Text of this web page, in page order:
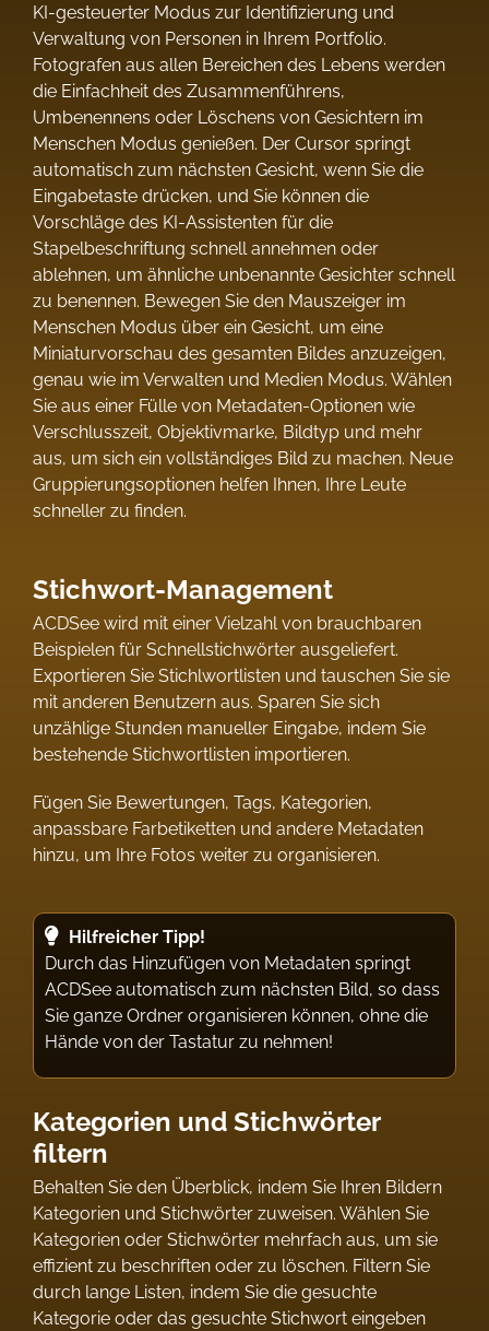
KI-gesteuerter Modus zur Identifizierung und
Verwaltung von Personen in Ihrem Portfolio.
Fotografen aus allen Bereichen des Lebens werden
die Einfachheit des Zusammenführens,
Umbenennens oder Löschens von Gesichtern im
Menschen Modus genießen. Der Cursor springt
automatisch zum nächsten Gesicht, wenn Sie die
Eingabetaste drücken, und Sie können die
Vorschläge des KI-Assistenten für die
Stapelbeschriftung schnell annehmen oder
ablehnen, um ähnliche unbenannte Gesichter schnell
zu benennen. Bewegen Sie den Mauszeiger im
Menschen Modus über ein Gesicht, um eine
Miniaturvorschau des gesamten Bildes anzuzeigen,
genau wie im Verwalten und Medien Modus. Wählen
Sie aus einer Fülle von Metadaten-Optionen wie
Verschlusszeit, Objektivmarke, Bildtyp und mehr
aus, um sich ein vollständiges Bild zu machen. Neue
Gruppierungsoptionen helfen Ihnen, Ihre Leute
schneller zu finden.
Stichwort-Management
ACDSee wird mit einer Vielzahl von brauchbaren
Beispielen für Schnellstichwörter ausgeliefert.
Exportieren Sie Stichlwortlisten und tauschen Sie sie
mit anderen Benutzern aus. Sparen Sie sich
unzählige Stunden manueller Eingabe, indem Sie
bestehende Stichwortlisten importieren.
Fügen Sie Bewertungen, Tags, Kategorien,
anpassbare Farbetiketten und andere Metadaten
hinzu, um Ihre Fotos weiter zu organisieren.
Hilfreicher Tipp!
Durch das Hinzufügen von Metadaten springt
ACDSee automatisch zum nächsten Bild, so dass
Sie ganze Ordner organisieren können, ohne die
Hände von der Tastatur zu nehmen!
Kategorien und Stichwörter
filtern
Behalten Sie den Überblick, indem Sie Ihren Bildern
Kategorien und Stichwörter zuweisen. Wählen Sie
Kategorien oder Stichwörter mehrfach aus, um sie
effizient zu beschriften oder zu löschen. Filtern Sie
durch lange Listen, indem Sie die gesuchte
Kategorie oder das gesuchte Stichwort eingeben